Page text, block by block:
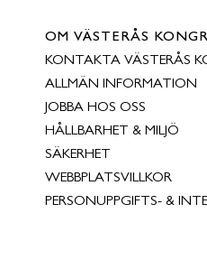
OM VÄSTERÅS
KONTAKTA VÄSTERÅS
ALLMÄN INFORMATION
JOBBA HOS OSS
HÅLLBARHET & MILJÖ
SÄKERHET
WEBBPLATSVILLKOR
PERSONUPPGIFTS- &